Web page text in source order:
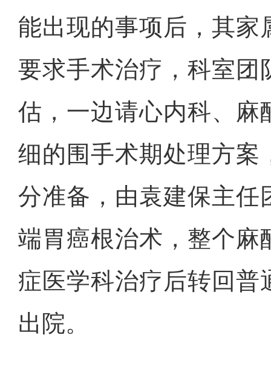
能出现的事项后，其
要求手术治疗，科室团
估，一边请心内科、麻
细的围手术期处理方案
分准备，由袁建保主任
端胃癌根治术，整个麻
症医学科治疗后转回
出院。